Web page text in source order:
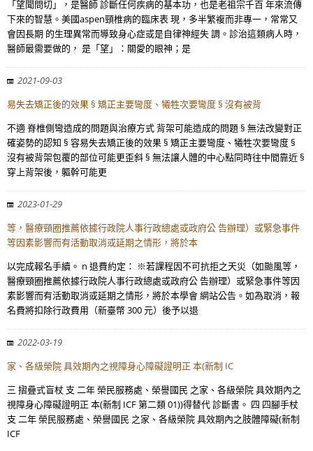
「望聞問切」，是醫師 診斷任何疾病的基本功，也是老祖宗千百 年來流傳
下來的智慧。美國aspen頸椎病的臨床表 現，多半繁複而非專一，常常又
會因長期 的生理異常而導致身心症或是自律神經失 調。診治這類病人時，
醫師最需要做的， 是「望」：關愛的眼神；是
2021-09-03
易失去矯正後的效果 § 矯正主要彎度、犧牲次要彎度 § 沒有被背
不適 脊椎側彎造成的問題與治療方式 背架可能造成的問題 § 無法改變對正
確姿勢的認知 § 容易失去矯正後的效果 § 矯正主要彎度、犧牲次要彎度 §
沒有被背架包覆的部位可能更歪斜 § 無法讓人體的中心點同時往中間靠近 §
穿上背架後，軀幹可能更
2023-01-29
等，醫療頸圈推薦依據行政院人事行政總處或政府公 告辦理）或緊急事件
等因素影響而有活動取消或延期之情形，將於本
以完成報名手續。 n 退費約定： ※若課程因不可抗拒之天災（如颱風等，
醫療頸圈推薦依據行政院人事行政總處或政府公 告辦理）或緊急事件等因
素影響而有活動取消或延期之情形，將於本學會 網站公告。如為取消，報
名費將扣除行政費用（新臺幣 300 元）後予以退
2022-03-19
家、各級榮院 具效期內之視障身心障礙證明正 本(新制 IC
三 摺疊式盲杖 支 二年 榮民服務處、榮譽國民 之家、各級榮院 具效期內之
視障身心障礙證明正 本(新制 ICF 第二類 01))得替代 診斷書。 四 四腳手杖
支 二年 榮民服務處、榮譽國民 之家、各級榮院 具效期內之肢體障礙(新制
ICF